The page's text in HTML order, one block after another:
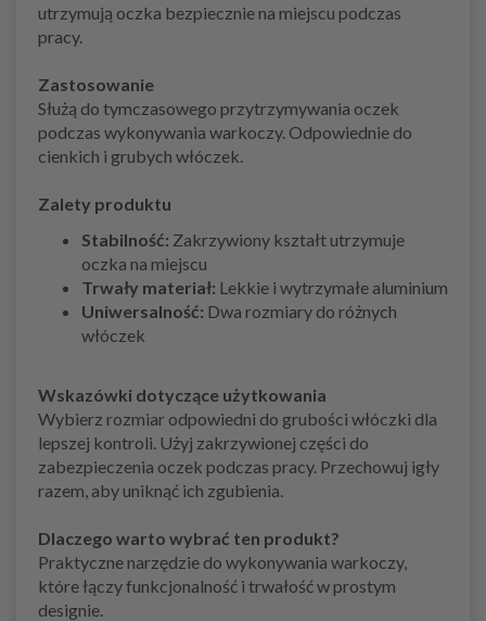
utrzymują oczka bezpiecznie na miejscu podczas
pracy.
Zastosowanie
Służą do tymczasowego przytrzymywania oczek
podczas wykonywania warkoczy. Odpowiednie do
cienkich i grubych włóczek.
Zalety produktu
Stabilność: Zakrzywiony kształt utrzymuje
oczka na miejscu
Trwały materiał: Lekkie i wytrzymałe aluminium
Uniwersalność: Dwa rozmiary do różnych
włóczek
Wskazówki dotyczące użytkowania
Wybierz rozmiar odpowiedni do grubości włóczki dla
lepszej kontroli. Użyj zakrzywionej części do
zabezpieczenia oczek podczas pracy. Przechowuj igły
razem, aby uniknąć ich zgubienia.
Dlaczego warto wybrać ten produkt?
Praktyczne narzędzie do wykonywania warkoczy,
które łączy funkcjonalność i trwałość w prostym
designie.